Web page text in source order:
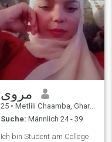
مروى
25 • Metlili Chaamba, Ghardaïa, Algerien
Suche: Männlich 24 - 39
Ich bin Student am College